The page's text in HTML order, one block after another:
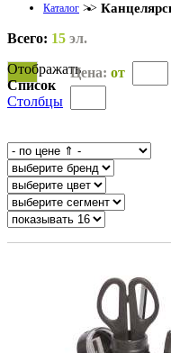
Каталог >>
Всего: 15 эл.
Отображать
Список
Столбцы
Цена: от